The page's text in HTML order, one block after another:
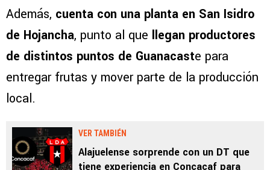
Además, cuenta con una planta en San Isidro
de Hojancha, punto al que llegan productores
de distintos puntos de Guanacaste para
entregar frutas y mover parte de la producción
local.
VER TAMBIÉN
Alajuelense sorprende con un DT que
tiene experiencia en Concacaf para